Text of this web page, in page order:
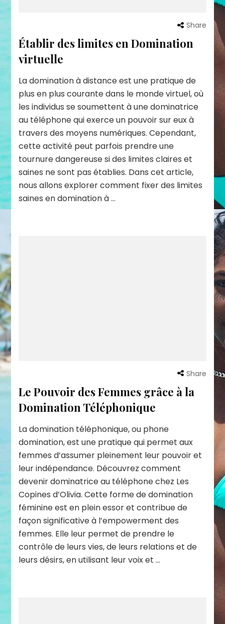
Share
Établir des limites en Domination
virtuelle
La domination à distance est une pratique de
plus en plus courante dans le monde virtuel, où
les individus se soumettent à une dominatrice
au téléphone qui exerce un pouvoir sur eux à
travers des moyens numériques. Cependant,
cette activité peut parfois prendre une
tournure dangereuse si des limites claires et
saines ne sont pas établies. Dans cet article,
nous allons explorer comment fixer des limites
saines en domination à …
Share
Le Pouvoir des Femmes grâce à la
Domination Téléphonique
La domination téléphonique, ou phone
domination, est une pratique qui permet aux
femmes d’assumer pleinement leur pouvoir et
leur indépendance. Découvrez comment
devenir dominatrice au téléphone chez Les
Copines d’Olivia. Cette forme de domination
féminine est en plein essor et contribue de
façon significative à l’empowerment des
femmes. Elle leur permet de prendre le
contrôle de leurs vies, de leurs relations et de
leurs désirs, en utilisant leur voix et …